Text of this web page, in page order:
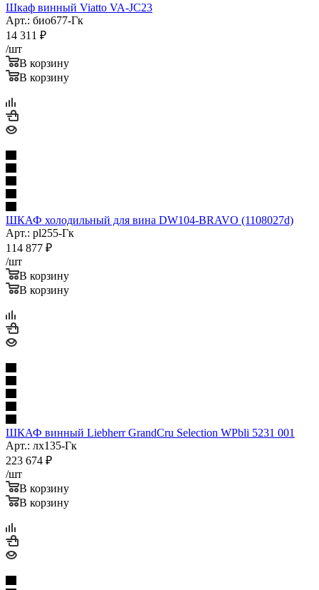
Шкаф винный Viatto VA-JC23
Арт.: био677-Гк
14 311 ₽
/шт
В корзину
В корзину
ШКАФ холодильный для вина DW104-BRAVO (1108027d)
Арт.: pl255-Гк
114 877 ₽
/шт
В корзину
В корзину
ШКАФ винный Liebherr GrandCru Selection WPbli 5231 001
Арт.: лх135-Гк
223 674 ₽
/шт
В корзину
В корзину